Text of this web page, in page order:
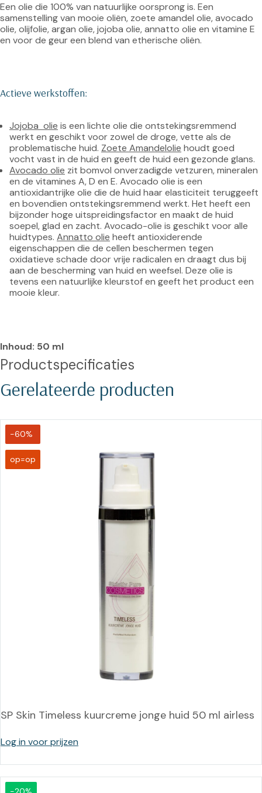
Een olie die 100% van natuurlijke oorsprong is. Een
samenstelling van mooie oliën, zoete amandel olie, avocado
olie, olijfolie, argan olie, jojoba olie, annatto olie en vitamine E
en voor de geur een blend van etherische oliën.
Actieve werkstoffen:
Jojoba  olie is een lichte olie die ontstekingsremmend
werkt en geschikt voor zowel de droge, vette als de
problematische huid. Zoete Amandelolie houdt goed
vocht vast in de huid en geeft de huid een gezonde glans.
Avocado olie zit bomvol onverzadigde vetzuren, mineralen
en de vitamines A, D en E. Avocado olie is een
antioxidantrijke olie die de huid haar elasticiteit teruggeeft
en bovendien ontstekingsremmend werkt. Het heeft een
bijzonder hoge uitspreidingsfactor en maakt de huid
soepel, glad en zacht. Avocado-olie is geschikt voor alle
huidtypes. Annatto olie heeft antioxiderende
eigenschappen die de cellen beschermen tegen
oxidatieve schade door vrije radicalen en draagt dus bij
aan de bescherming van huid en weefsel. Deze olie is
tevens een natuurlijke kleurstof en geeft het product een
mooie kleur.
Inhoud: 50 ml
Productspecificaties
Gerelateerde producten
-60%
op=op
SP Skin Timeless kuurcreme jonge huid 50 ml airless
Log in voor prijzen